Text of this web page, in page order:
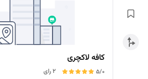
کافه لاکچری
5/0
2 رای